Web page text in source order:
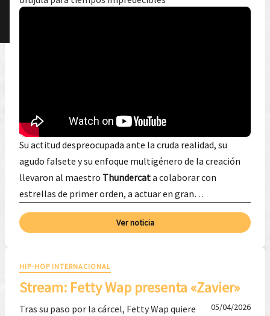
Su actitud despreocupada ante la cruda realidad, su
agudo falsete y su enfoque multigénero de la creación
llevaron al maestro Thundercata colaborar con
estrellas de primer orden, a actuar en gran…
Ver noticia
HIP-HOP INTERNACIONAL
Stream: Fetty Wap presenta «Zavier»
Tras su paso por la cárcel, Fetty Wap quiere
05/04/2026